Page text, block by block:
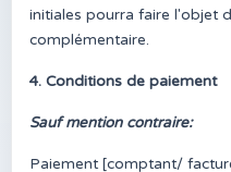
initiales pourra faire l'objet
complémentaire.
4. Conditions de paiement
Sauf mention contraire:
Paiement [comptant/